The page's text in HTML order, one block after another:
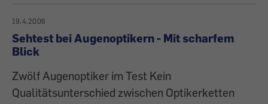
19.4.2006
Sehtest bei Augenoptikern - Mit scharfem
Blick
Zwölf Augenoptiker im Test Kein
Qualitätsunterschied zwischen Optikerketten